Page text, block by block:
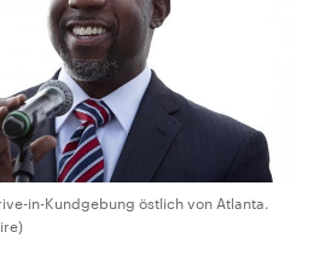
in-Kundgebung östlich von Atlanta.